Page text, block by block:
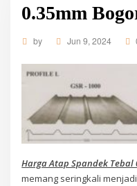
0.35mm
by Jun 9, 2024
Harga Atap Spandek Tebal
memang seringkali